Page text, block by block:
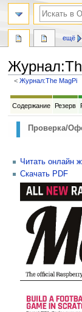
Журнал:
<Журнал:The MagPi
Перейти
навигации
Перейти
поиску
Содержание Резерв
Проверка/
Читать онлайн
Скачать PDF
ещё